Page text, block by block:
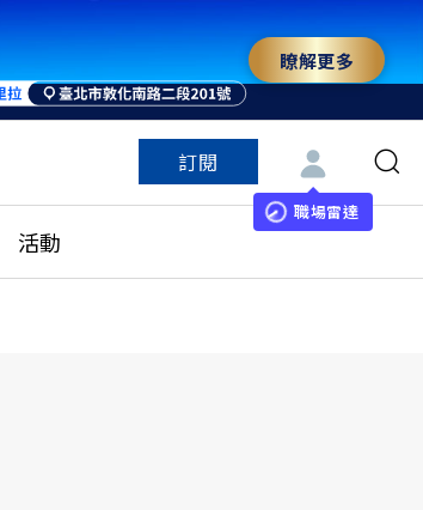
瞭解更多
訂閱
職場雷達
活動
特色頻道